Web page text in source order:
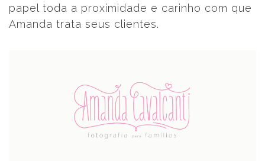
papel toda a proximidade e carinho com que
Amanda trata seus clientes.